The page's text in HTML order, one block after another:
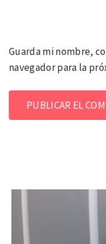
Guarda mi nombre,
navegador para la